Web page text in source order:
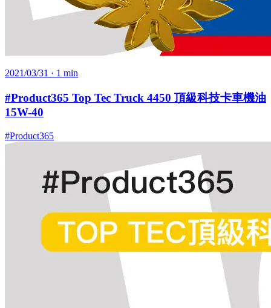
2021/03/31 · 1 min
#Product365 Top Tec Truck 4450 頂級科技卡車機油
15W-40
#Product365